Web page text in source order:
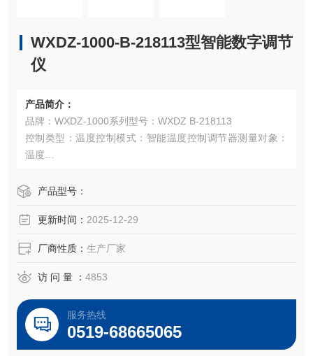
WXDZ-1000-B-218113型智能数字调节
仪
产品简介：
品牌：WXDZ-1000系列型号：WXDZ B-218113
控制类型：温度控制模式：智能温度控制调节器测量对象：
温度
6*152（mm）
（V）
产品型号：
更新时间： 2025-12-29
厂商性质： 生产厂家
访 问 量 ： 4853
服务热线
0519-68665065